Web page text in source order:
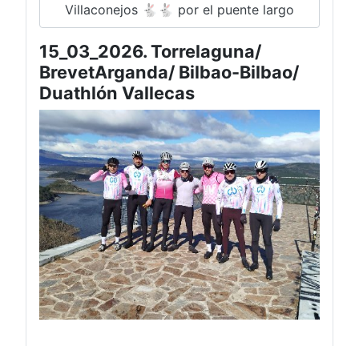
Villaconejos 🐇🐇 por el puente largo
15_03_2026. Torrelaguna/
BrevetArganda/ Bilbao-Bilbao/
Duathlón Vallecas